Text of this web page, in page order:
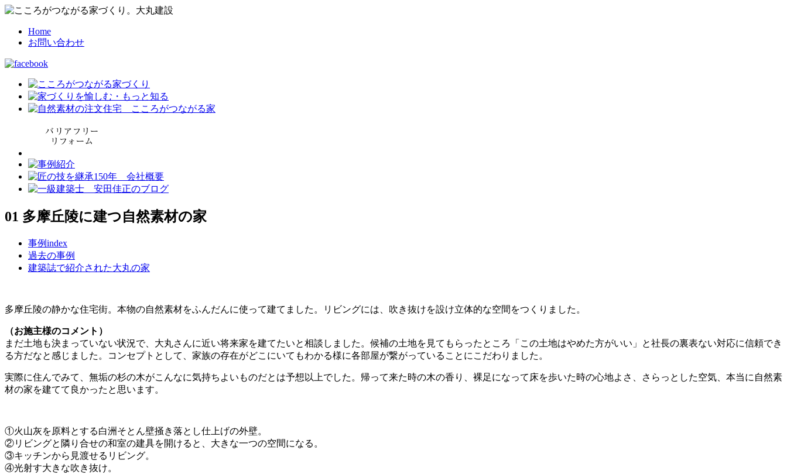
Home
お問い合わせ
01 多摩丘陵に建つ自然素材の家
事例index
過去の事例
建築誌で紹介された大丸の家
多摩丘陵の静かな住宅街。本物の自然素材をふんだんに使って建てました。リビングには、吹き抜けを設け立体的な空間をつくりました。
（お施主様のコメント）
まだ土地も決まっていない状況で、大丸さんに近い将来家を建てたいと相談しました。候補の土地を見てもらったところ「この土地はやめた方がいい」と社長の裏表ない対応に信頼でき
る方だなと感じました。コンセプトとして、家族の存在がどこにいてもわかる様に各部屋が繋がっていることにこだわりました。
実際に住んでみて、無垢の杉の木がこんなに気持ちよいものだとは予想以上でした。帰って来た時の木の香り、裸足になって床を歩いた時の心地よさ、さらっとした空気、本当に自然素
材の家を建てて良かったと思います。
①火山灰を原料とする白洲そとん壁掻き落とし仕上げの外壁。
②リビングと隣り合せの和室の建具を開けると、大きな一つの空間になる。
③キッチンから見渡せるリビング。
④光射す大きな吹き抜け。